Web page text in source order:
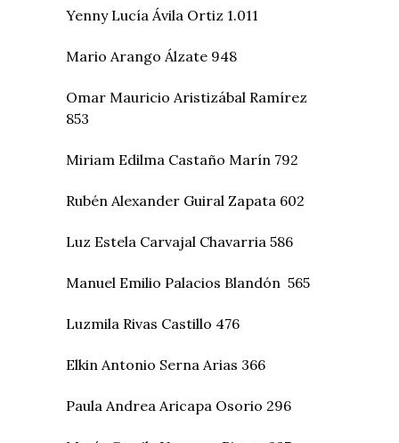
Yenny Lucía Ávila Ortiz 1.011
Mario Arango Álzate 948
Omar Mauricio Aristizábal Ramírez
853
Miriam Edilma Castaño Marín 792
Rubén Alexander Guiral Zapata 602
Luz Estela Carvajal Chavarria 586
Manuel Emilio Palacios Blandón 565
Luzmila Rivas Castillo 476
Elkin Antonio Serna Arias 366
Paula Andrea Aricapa Osorio 296